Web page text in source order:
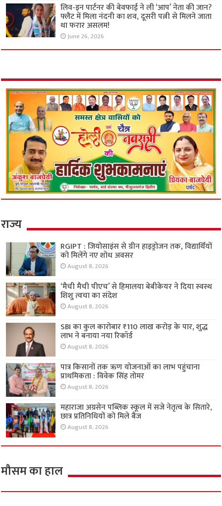
लिव-इन पार्टनर की बेवफाई ने ली ‘आप’ नेता की जान?
फ्लैट में मिला नंदनी का शव, दूसरी पत्नी से मिलने जाता
था फरार असलम!
June 26, 2026
राज्य
RGIPT : जियोसाइंस से ग्रीन हाइड्रोजन तक, विद्यार्थियों
को मिलेंगे नए शोध अवसर
August 8, 2026
‘मैची मैची पीएच’ से हिमालया बेबीकेयर ने दिया स्वस्थ
शिशु त्वचा का संदेश
August 8, 2026
SBI का कुल कारोबार ₹110 लाख करोड़ के पार, शुद्ध
लाभ ने बनाया नया रिकॉर्ड
August 8, 2026
पात्र किसानों तक ऋण योजनाओं का लाभ पहुंचाना
प्राथमिकता : विवेक सिंह तोमर
August 8, 2026
महाराजा अग्रसेन पब्लिक स्कूल में सजे नेतृत्व के सितारे,
छात्र प्रतिनिधियों को मिले बैज
August 8, 2026
मौसम का हाल